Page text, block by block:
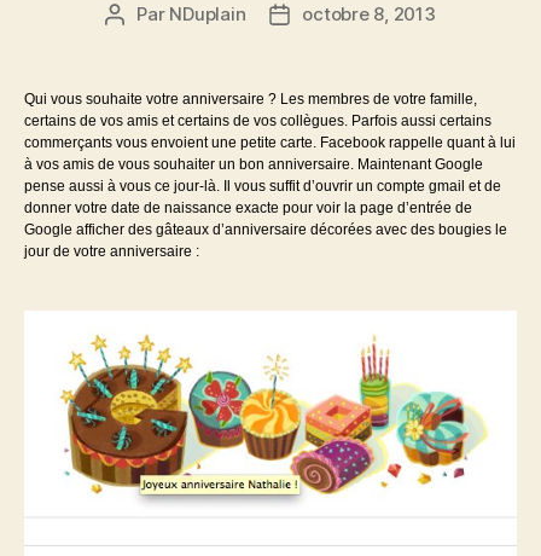
Auteur
Par NDuplain
Dateoctobre 8, 2013
Qui vous souhaite votre anniversaire ? Les membres de votre famille,
certains de vos amis et certains de vos collègues. Parfois aussi certains
commerçants vous envoient une petite carte. Facebook rappelle quant à lui
à vos amis de vous souhaiter un bon anniversaire. Maintenant Google
pense aussi à vous ce jour-là. Il vous suffit d’ouvrir un compte gmail et de
donner votre date de naissance exacte pour voir la page d’entrée de
Google afficher des gâteaux d’anniversaire décorées avec des bougies le
jour de votre anniversaire :